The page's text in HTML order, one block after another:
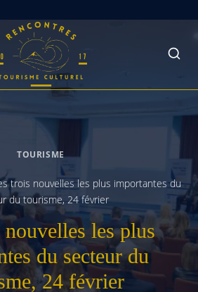
TOURISME
trois nouvelles les plus importantes du
du tourisme, 24 février
les plus
du secteur du
24 février